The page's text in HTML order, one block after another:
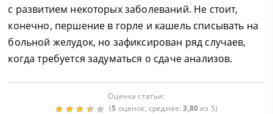
с развитием некоторых заболеваний. Не стоит,
конечно, першение в горле и кашель списывать на
больной желудок, но зафиксирован ряд случаев,
когда требуется задуматься о сдаче анализов.
Оценка статьи:
(5 оценок, среднее:3,80 из 5)